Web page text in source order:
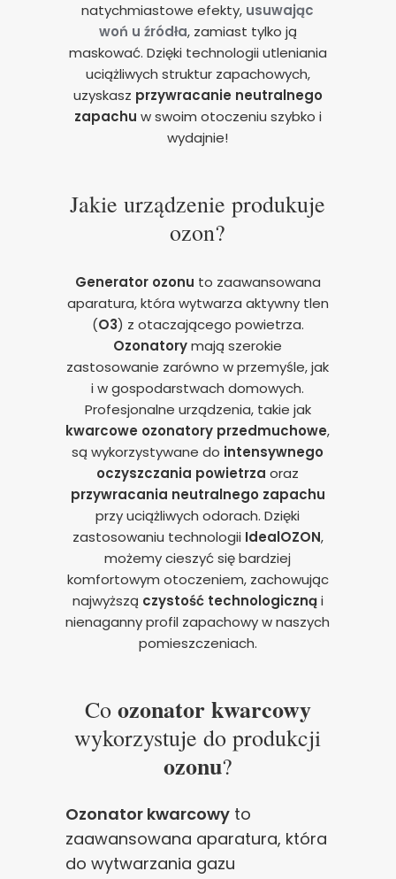
natychmiastowe efekty, usuwając
woń u źródła, zamiast tylko ją
maskować. Dzięki technologii utleniania
uciążliwych struktur zapachowych,
uzyskasz przywracanie neutralnego
zapachu w swoim otoczeniu szybko i
wydajnie!
Jakie urządzenie produkuje
ozon?
Generator ozonu to zaawansowana
aparatura, która wytwarza aktywny tlen
(O3) z otaczającego powietrza.
Ozonatorymają szerokie
zastosowanie zarówno w przemyśle, jak
i w gospodarstwach domowych.
Profesjonalne urządzenia, takie jak
kwarcowe ozonatory przedmuchowe,
są wykorzystywane do intensywnego
oczyszczania powietrza oraz
przywracania neutralnego zapachu
przy uciążliwych odorach. Dzięki
zastosowaniu technologii IdealOZON,
możemy cieszyć się bardziej
komfortowym otoczeniem, zachowując
najwyższą czystość technologicznąi
nienaganny profil zapachowy w naszych
pomieszczeniach.
Co ozonator kwarcowy
wykorzystuje do produkcji
ozonu?
Ozonator kwarcowy to
zaawansowana aparatura, która
do wytwarzania gazu